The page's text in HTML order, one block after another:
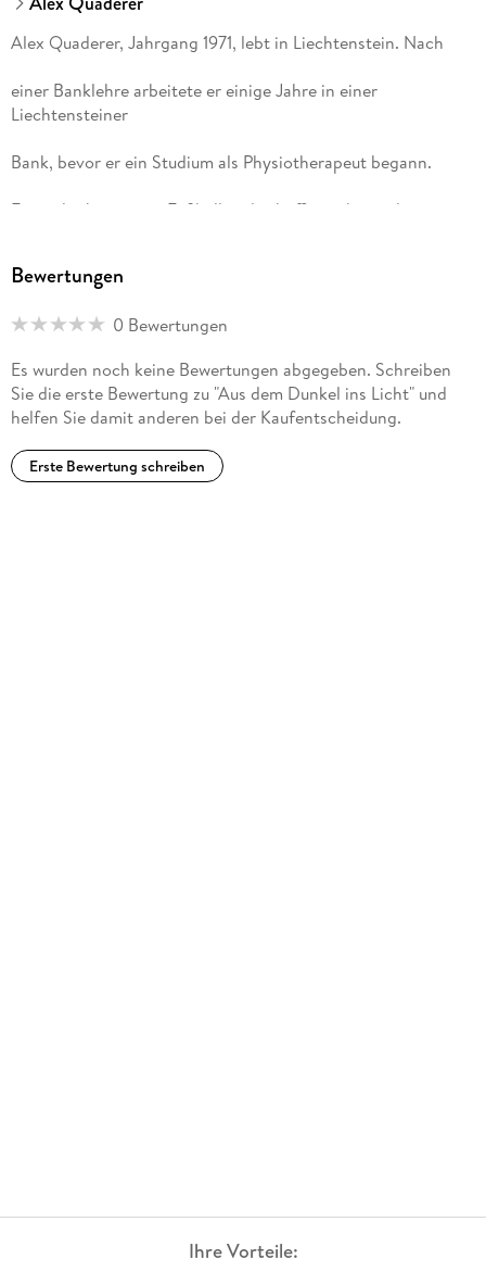
Alex Quaderer, Jahrgang 1971, lebt in Liechtenstein. Nach
einer Banklehre arbeitete er einige Jahre in einer
Liechtensteiner
Bank, bevor er ein Studium als Physiotherapeut begann.
Er spielte begeistert Fußball und schaffte es bis in die
In dieser dunklen und schmerzvollen Zeit verlor er alles,
was ihn scheinbar ausgemacht hatte. Er wurde immer wieder
Bewertungen
0 Bewertungen
Es wurden noch keine Bewertungen abgegeben. Schreiben
Sie die erste Bewertung zu "Aus dem Dunkel ins Licht" und
helfen Sie damit anderen bei der Kaufentscheidung.
Erste Bewertung schreiben
Ihre Vorteile: